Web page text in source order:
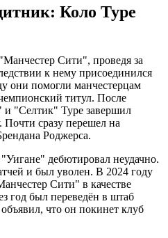
Коло Туре
Сити", проведя за
к нему присоединился
они помогли манчестерцам
титул. После
и "Селтик" Туре завершил
Почти сразу перешел на
Роджерса.
дебютировал неудачно.
и был уволен. В 2024 году
Сити" в качестве
год был переведён в штаб
что он покинет клуб